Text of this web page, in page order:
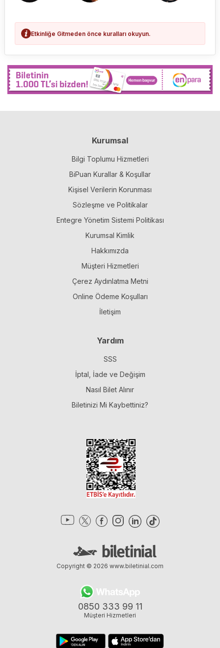
Etkinliğe Gitmeden önce kuralları okuyun.
Kurumsal
Bilgi Toplumu Hizmetleri
BiPuan Kurallar & Koşullar
Kişisel Verilerin Korunması
Sözleşme ve Politikalar
Entegre Yönetim Sistemi Politikası
Kurumsal Kimlik
Hakkımızda
Müşteri Hizmetleri
Çerez Aydınlatma Metni
Online Ödeme Koşulları
İletişim
Yardım
SSS
İptal, İade ve Değişim
Nasıl Bilet Alınır
Biletinizi Mi Kaybettiniz?
0850 333 99 11
Müşteri Hizmetleri
Copyright © 2026 www.biletinial.com